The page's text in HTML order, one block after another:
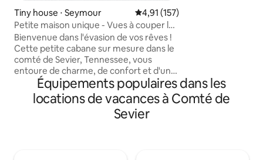
Tiny house ⋅ Seymour Évaluation moyenne sur la
4,91 (157)
Petite maison unique - Vues à couper le
souffle
Bienvenue dans l'évasion de vos rêves !
Cette petite cabane sur mesure dans le
comté de Sevier, Tennessee, vous
entoure de charme, de confort et d'une
vue imprenable sur les montagnes. Avec
une chambre confortable et 1,5 salle de
bain, il est parfait pour les couples ou les
petites familles. Admirez le coucher du
Équipements populaires dans les
locations de vacances à Comté de
Sevier